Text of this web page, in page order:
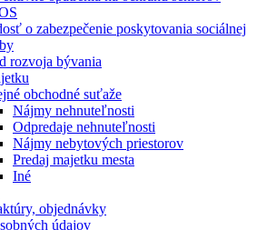
o zabezpečenie poskytovania sociálnej
rozvoja bývania
obchodné suťaže
Nájmy nehnuteľnosti
Odpredaje nehnuteľnosti
Nájmy nebytových priestorov
Predaj majetku mesta
Iné
objednávky
údajov